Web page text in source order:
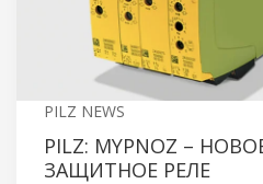
PILZ NEWS
PILZ: MYPNOZ –
ЗАЩИТНОЕ РЕЛЕ